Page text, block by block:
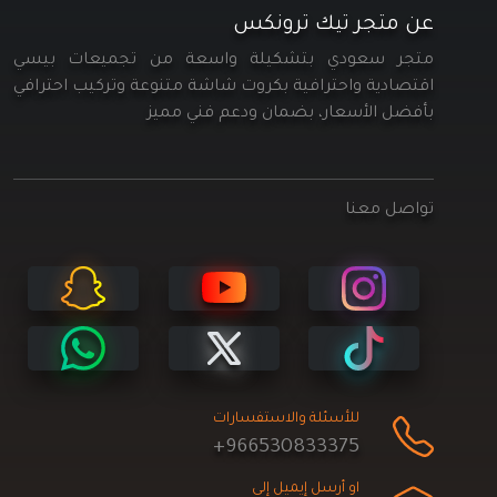
عن متجر تيك ترونكس
متجر سعودي بتشكيلة واسعة من تجميعات بيسي
اقتصادية واحترافية بكروت شاشة متنوعة وتركيب احترافي
بأفضل الأسعار، بضمان ودعم فني مميز
تواصل معنا
للأسئلة والاستفسارات
+966530833375
او أرسل إيميل إلى